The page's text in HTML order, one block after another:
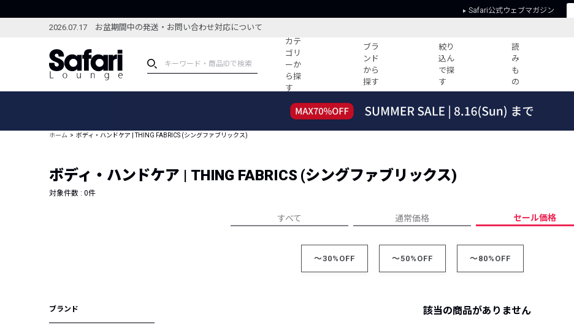
Safari公式ウェブマガジン
2026.07.17 お盆期間中の発送・お問い合わせ対応について
カテ
ゴリ
ーか
ら探
す
ブラ
ンド
から
探す
絞り
込ん
で探
す
読
み
も
の
ブランドから探す
新着アイテム
編集部のおすすめアイテム
特集記事
コーディネート
すべての記事
ーデ紹介
HOTなコーデ TOP20
人気記事ランキング
ウィークリーコーデ
プライバシーポリシー
ホーム ボディ・ハンドケア | THING FABRICS (シングファブリックス)
ボディ・ハンドケア | THING FABRICS (シングファブリックス)
対象件数 : 0件
すべて 通常価格 セール価格
～30%OFF ～50%OFF ～80%OFF
ブランド 該当の商品がありません